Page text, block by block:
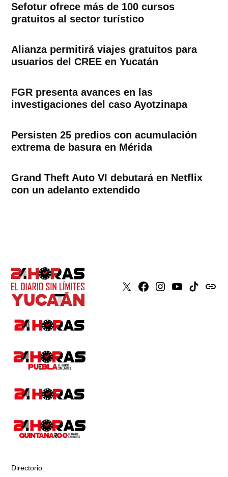
Sefotur ofrece más de 100 cursos
gratuitos al sector turístico
Alianza permitirá viajes gratuitos para
usuarios del CREE en Yucatán
FGR presenta avances en las
investigaciones del caso Ayotzinapa
Persisten 25 predios con acumulación
extrema de basura en Mérida
Grand Theft Auto VI debutará en Netflix
con un adelanto extendido
X Faceboook
Instagram
YoutubeTiktokissuu
Directorio